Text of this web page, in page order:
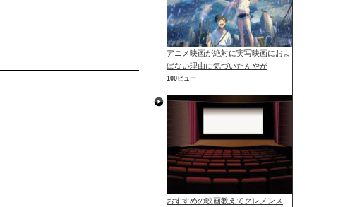
アニメ映画が絶対に実写映画におよ
ばない理由に気づいたんやが
100ビュー
おすすめの映画教えてクレメンス